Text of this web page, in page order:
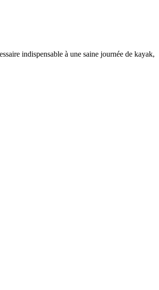
indispensable à une saine journée de kayak,